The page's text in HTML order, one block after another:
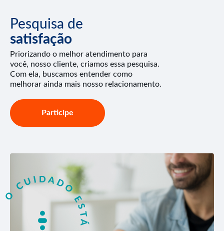
Pesquisa de
satisfação
Priorizando o melhor atendimento para
você, nosso cliente, criamos essa pesquisa.
Com ela, buscamos entender como
melhorar ainda mais nosso relacionamento.
Participe